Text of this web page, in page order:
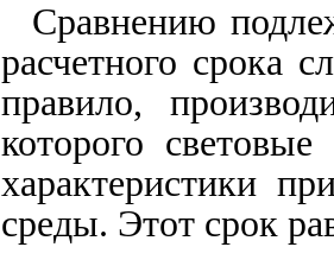
Сравнению
расчетного срока
правило,
которого
характеристики
среды. Этот срок